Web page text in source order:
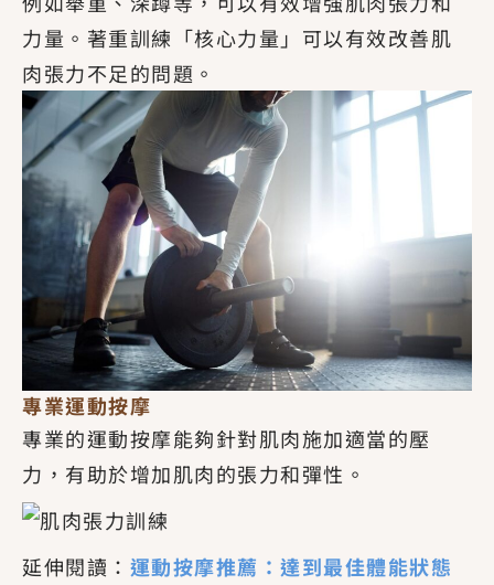
力量。著重訓練「核心力量」可以有效改善肌
肉張力不足的問題。
專業運動按摩
專業的運動按摩能夠針對肌肉施加適當的壓
力，有助於增加肌肉的張力和彈性。
延伸閱讀： 運動按摩推薦：達到最佳體能狀態